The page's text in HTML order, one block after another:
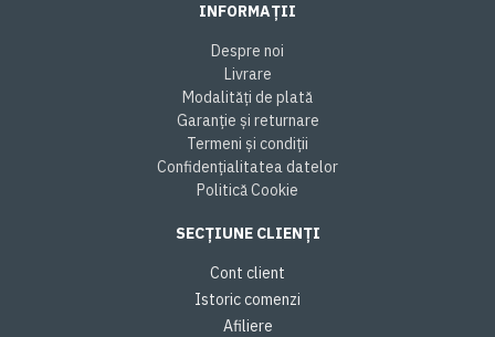
INFORMAȚII
Despre noi
Livrare
Modalități de plată
Garanție și returnare
Termeni și condiții
Confidențialitatea datelor
Politică Cookie
SECȚIUNE CLIENȚI
Cont client
Istoric comenzi
Afiliere